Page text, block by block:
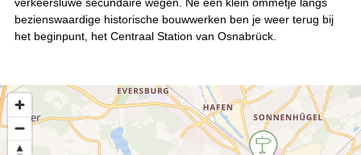
bezienswaardige historische bouwwerken ben je weer terug bij
het beginpunt, het Centraal Station van Osnabrück.